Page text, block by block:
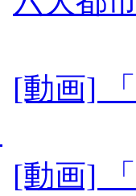
[動画]
[動画]